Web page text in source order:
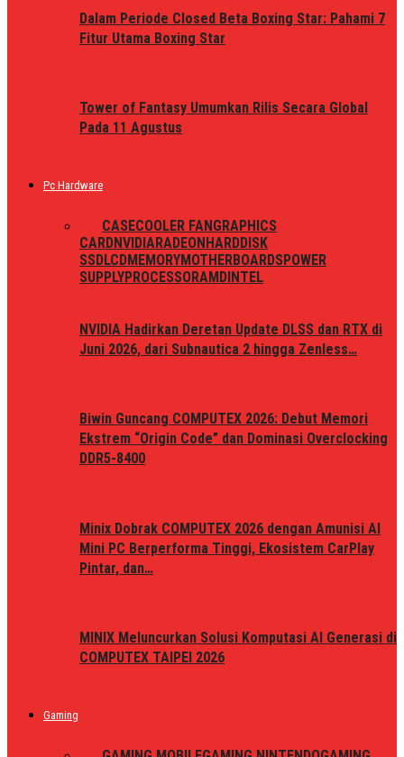
Dalam Periode Closed Beta Boxing Star: Pahami 7
Fitur Utama Boxing Star
Tower of Fantasy Umumkan Rilis Secara Global
Pada 11 Agustus
Pc Hardware
CASECOOLER FAN GRAPHICS
CARDNVIDIARADEON HARDDISK
SSDLCDMEMORYMOTHERBOARDSPOWER
SUPPLYPROCESSORAMD INTEL
NVIDIA Hadirkan Deretan Update DLSS dan RTX di
Juni 2026, dari Subnautica 2 hingga Zenless…
Biwin Guncang COMPUTEX 2026: Debut Memori
Ekstrem “Origin Code” dan Dominasi Overclocking
DDR5-8400
Minix Dobrak COMPUTEX 2026 dengan Amunisi AI
Mini PC Berperforma Tinggi, Ekosistem CarPlay
Pintar, dan…
MINIX Meluncurkan Solusi Komputasi AI Generasi di
COMPUTEX TAIPEI 2026
Gaming